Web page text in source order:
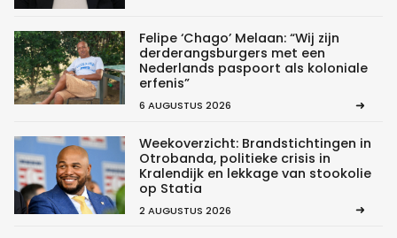
Felipe ‘Chago’ Melaan: “Wij zijn
derderangsburgers met een
Nederlands paspoort als koloniale
erfenis”
6 AUGUSTUS 2026
Weekoverzicht: Brandstichtingen in
Otrobanda, politieke crisis in
Kralendijk en lekkage van stookolie
op Statia
2 AUGUSTUS 2026